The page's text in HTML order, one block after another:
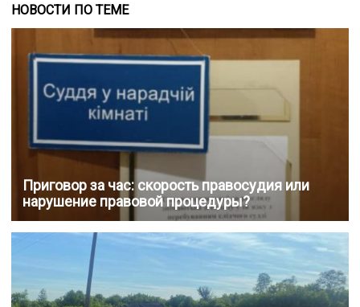
НОВОСТИ ПО ТЕМЕ
Приговор за час: скорость правосудия или
нарушение правовой процедуры?